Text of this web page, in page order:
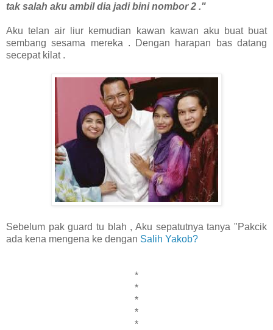
tak salah aku ambil dia jadi bini nombor 2 ."
Aku telan air liur kemudian kawan kawan aku buat buat
sembang sesama mereka . Dengan harapan bas datang
secepat kilat .
Sebelum pak guard tu blah , Aku sepatutnya tanya "Pakcik
ada kena mengena ke dengan Salih Yakob?
*
*
*
*
*